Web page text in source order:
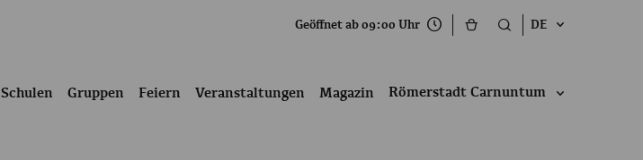
Geöffnet ab 09:00 Uhr DE
Schulen Gruppen Feiern Veranstaltungen Magazin Römerstadt Carnuntum